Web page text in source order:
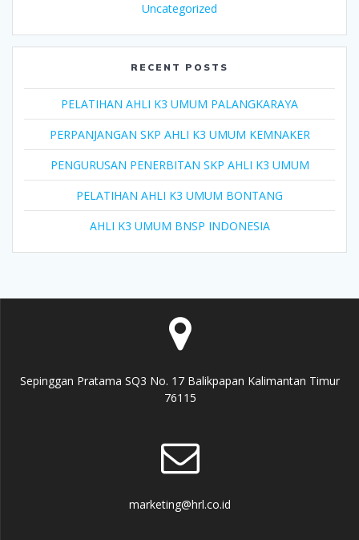
Uncategorized
RECENT POSTS
PELATIHAN AHLI K3 UMUM PALANGKARAYA
PERPANJANGAN SKP AHLI K3 UMUM KEMNAKER
PENGURUSAN PENERBITAN SKP AHLI K3 UMUM
PELATIHAN AHLI K3 UMUM BONTANG
AHLI K3 UMUM BNSP INDONESIA
Sepinggan Pratama SQ3 No. 17 Balikpapan Kalimantan Timur
76115
marketing@hrl.co.id